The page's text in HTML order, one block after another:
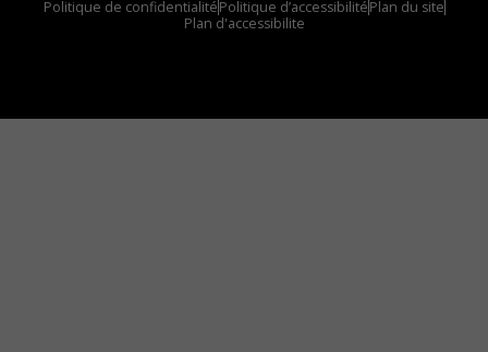
Politique de confidentialitéPolitique d’accessibilitéPlan du site
Plan d'accessibilite